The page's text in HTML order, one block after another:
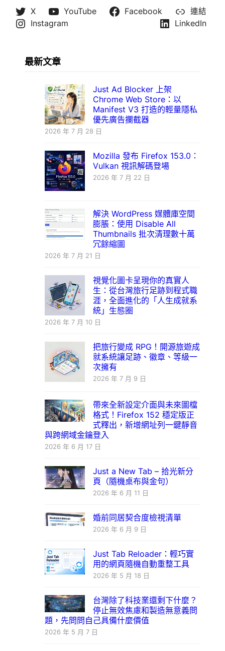
X YouTube Facebook
連結
Instagram
LinkedIn
最新文章
Just Ad Blocker 上架
Chrome Web Store：以
Manifest V3 打造的輕量隱私
優先廣告攔截器
2026 年 7 月 28 日
Mozilla 發布 Firefox 153.0：
Vulkan 視訊解碼登場
2026 年 7 月 22 日
解決 WordPress 媒體庫空間
膨脹：使用 Disable All
Thumbnails 批次清理數十萬
冗餘縮圖
2026 年 7 月 21 日
視覺化圖卡呈現你的真實人
生：從台灣旅行足跡到程式職
涯，全面進化的「人生成就系
統」生態圈
2026 年 7 月 10 日
把旅行變成 RPG！開源旅遊成
就系統讓足跡、徽章、等級一
次擁有
2026 年 7 月 9 日
帶來全新設定介面與未來圖檔
格式！Firefox 152 穩定版正
式釋出，新增網址列一鍵靜音
與跨網域金鑰登入
2026 年 6 月 17 日
Just a New Tab – 拾光新分
頁（隨機桌布與金句）
2026 年 6 月 11 日
婚前同居契合度檢視清單
2026 年 6 月 9 日
Just Tab Reloader：輕巧實
用的網頁隨機自動重整工具
2026 年 5 月 18 日
台灣除了科技業還剩下什麼？
停止無效焦慮和製造無意義問
題，先問問自己具備什麼價值
2026 年 5 月 7 日